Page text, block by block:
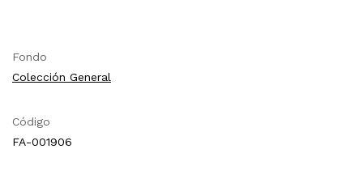
Fondo
Colección General
Código
FA-001906